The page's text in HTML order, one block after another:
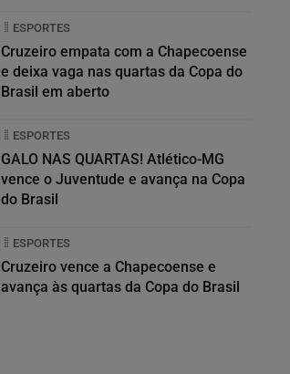
ESPORTES
Cruzeiro empata com a Chapecoense
e deixa vaga nas quartas da Copa do
Brasil em aberto
ESPORTES
GALO NAS QUARTAS! Atlético-MG
vence o Juventude e avança na Copa
do Brasil
ESPORTES
Cruzeiro vence a Chapecoense e
avança às quartas da Copa do Brasil